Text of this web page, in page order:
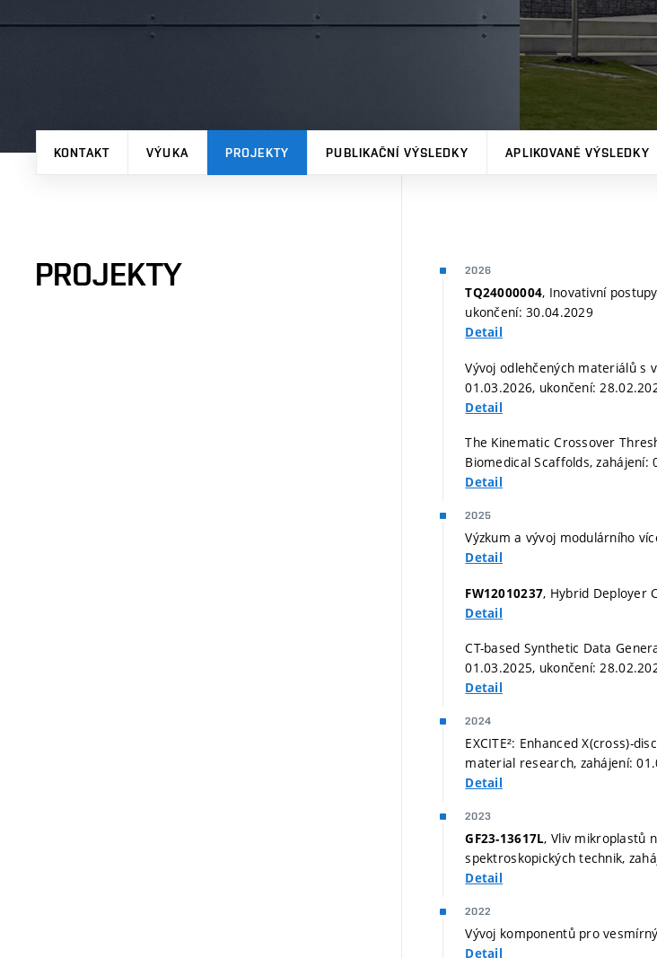
KONTAKT VÝUKA PROJEKTY PUBLIKAČNÍ VÝSLEDKY APLIKOVANÉ VÝSLEDKY
PROJEKTY 2026
TQ24000004, Inovativní
ukončení: 30.04.2029
Detail
Vývoj odlehčených materiálů s
01.03.2026, ukončení:
Detail
The Kinematic Crossover
Biomedical Scaffolds, zahájení:
Detail
2025
Výzkum a vývoj modulárního
Detail
FW12010237, Hybrid Deployer
Detail
CT-based Synthetic Data
01.03.2025, ukončení:
Detail
2024
EXCITE²: Enhanced X(cross)-
material research, zahájení:
Detail
2023
GF23-13617L, Vliv mikroplastů
spektroskopických technik,
Detail
2022
Vývoj komponentů pro
Detail